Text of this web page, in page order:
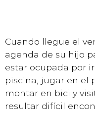
Cuando llegue el
agenda de su hijo
estar ocupada por
piscina, jugar en el
montar en bici y
resultar difícil